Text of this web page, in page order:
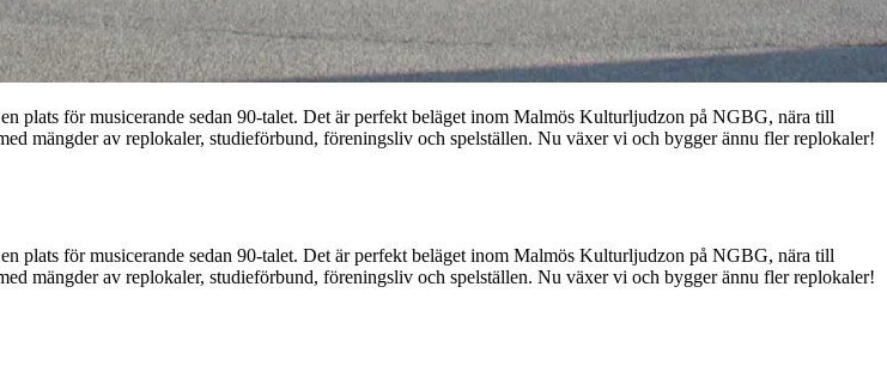
för musicerande sedan 90-talet. Det är perfekt beläget inom Malmös Kulturljudzon på NGBG, nära till
mängder av replokaler, studieförbund, föreningsliv och spelställen. Nu växer vi och bygger ännu fler replokaler!
för musicerande sedan 90-talet. Det är perfekt beläget inom Malmös Kulturljudzon på NGBG, nära till
mängder av replokaler, studieförbund, föreningsliv och spelställen. Nu växer vi och bygger ännu fler replokaler!